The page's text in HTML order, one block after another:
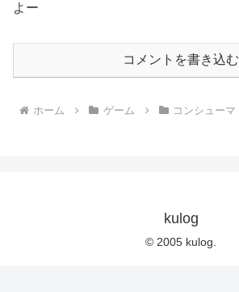
よー
コメントを書き込む
ホーム ゲーム コンシューマ
kulog
© 2005 kulog.